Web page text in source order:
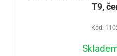
T9,
Kód: